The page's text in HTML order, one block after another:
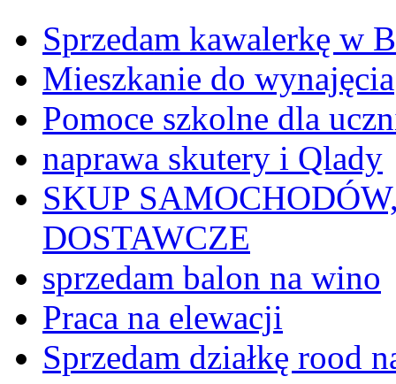
Sprzedam kawalerkę w
Mieszkanie do wynajęcia
Pomoce szkolne dla
naprawa skutery i Qlady
SKUP
DOSTAWCZE
sprzedam balon na wino
Praca na elewacji
Sprzedam działkę rood